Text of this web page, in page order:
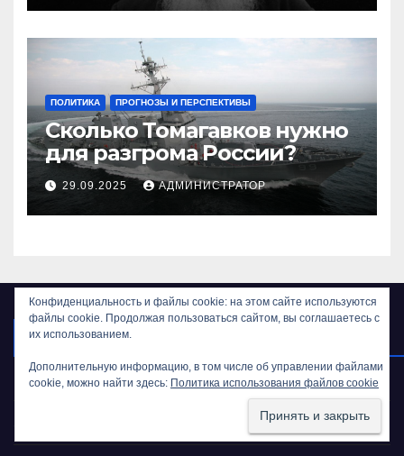
ПОЛИТИКА ПРОГНОЗЫ И ПЕРСПЕКТИВЫ
Сколько Томагавков нужно
для разгрома России?
29.09.2025 АДМИНИСТРАТОР
АРХИВЫ
Май 2026
Конфиденциальность и файлы cookie: на этом сайте используются
файлы cookie. Продолжая пользоваться сайтом, вы соглашаетесь с
их использованием.
Дополнительную информацию, в том числе об управлении файлами
cookie, можно найти здесь: Политика использования файлов cookie